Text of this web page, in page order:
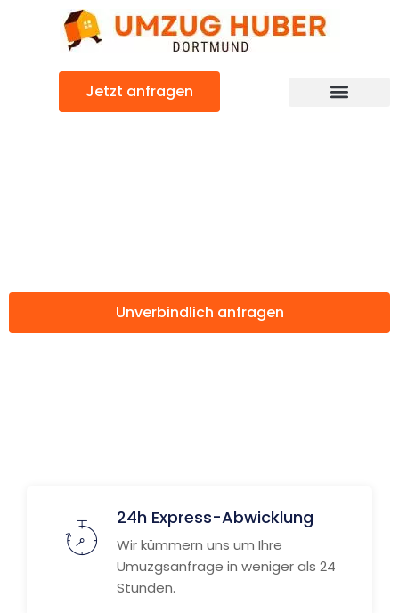
Jetzt anfragen
Unverbindlich anfragen
24h Express-Abwicklung
Wir kümmern uns um Ihre
Umuzgsanfrage in weniger als 24
Stunden.